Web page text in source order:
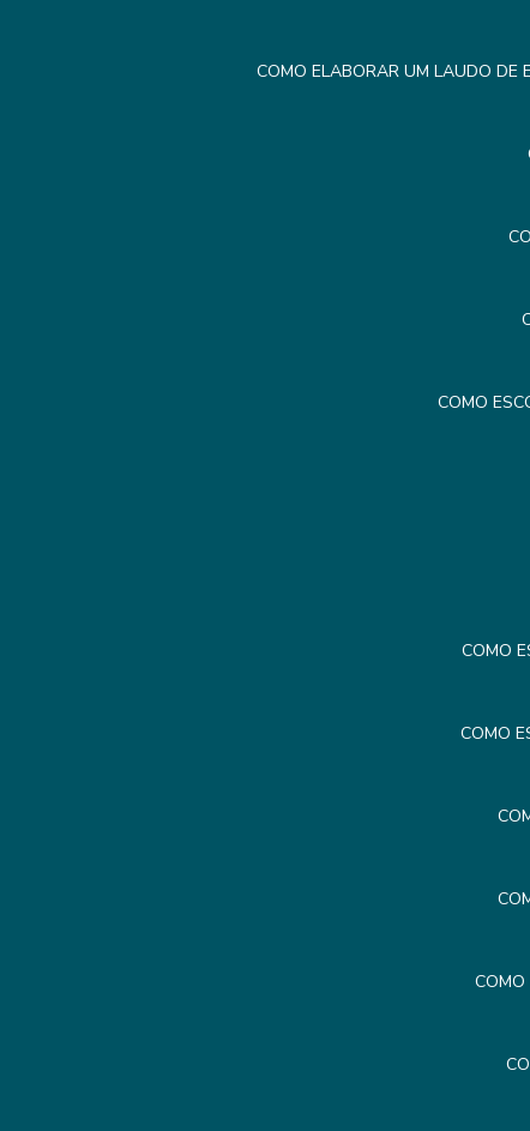
COMO ELABORAR UM LAUDO DE
COMO
COMO
COMO
COMO